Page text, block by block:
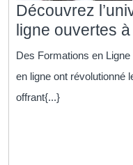
Découvrez
ligne ouvertes
Des Formations en
en ligne ont révolutionné
offrant{...}